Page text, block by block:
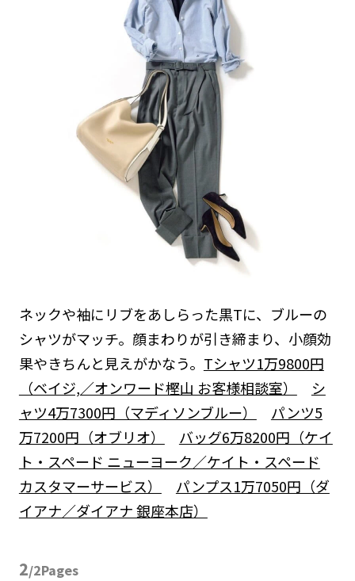
ネックや袖にリブをあしらった黒Tに、ブルーの
シャツがマッチ。顔まわりが引き締まり、小顔効
果やきちんと見えがかなう。 Tシャツ1万9800円
（ベイジ,／オンワード樫山 お客様相談室）
シ
ャツ4万7300円（マディソンブルー）
パンツ5
万7200円（オブリオ）
バッグ6万8200円（ケイ
ト・スペード ニューヨーク／ケイト・スペード
カスタマーサービス）
パンプス1万7050円（ダ
イアナ／ダイアナ 銀座本店）
2/2Pages